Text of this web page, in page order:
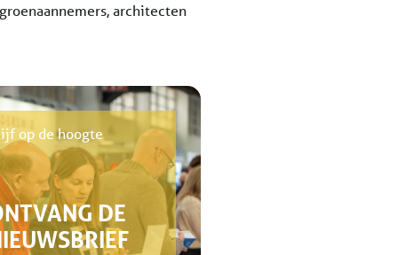
architecten
op de hoogte
DE